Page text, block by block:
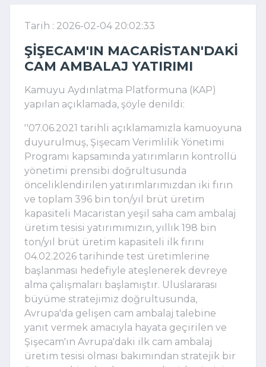
Tarih : 2026-02-04 20:02:33
ŞIŞECAM'IN MACARISTAN'DAKI
CAM AMBALAJ YATIRIMI
Kamuyu Aydınlatma Platformuna (KAP)
yapılan açıklamada, şöyle denildi:
''07.06.2021 tarihli açıklamamızla kamuoyuna
duyurulmuş, Şişecam Verimlilik Yönetimi
Programı kapsamında yatırımların kontrollü
yönetimi prensibi doğrultusunda
önceliklendirilen yatırımlarımızdan iki fırın
ve toplam 396 bin ton/yıl brüt üretim
kapasiteli Macaristan yeşil saha cam ambalaj
üretim tesisi yatırımımızın, yıllık 198 bin
ton/yıl brüt üretim kapasiteli ilk fırını
04.02.2026 tarihinde test üretimlerine
başlanması hedefiyle ateşlenerek devreye
alma çalışmaları başlamıştır. Uluslararası
büyüme stratejimiz doğrultusunda,
Avrupa'da gelişen cam ambalaj talebine
yanıt vermek amacıyla hayata geçirilen ve
Şişecam'ın Avrupa'daki ilk cam ambalaj
üretim tesisi olması bakımından stratejik bir